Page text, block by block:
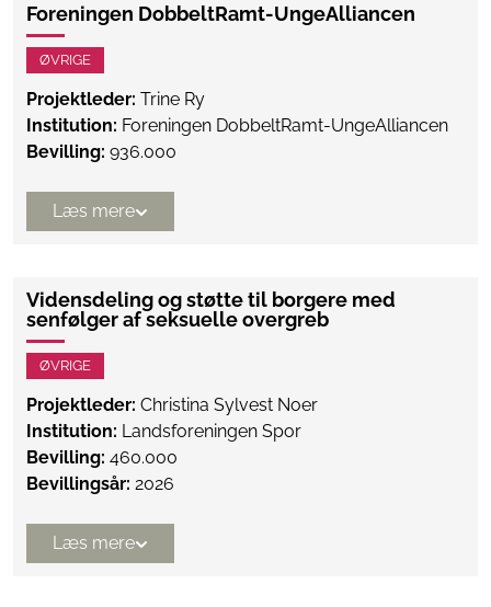
Foreningen DobbeltRamt-UngeAlliancen
ØVRIGE
Projektleder: Trine Ry
Institution: Foreningen DobbeltRamt-UngeAlliancen
Bevilling: 936.000
Læs mere
Vidensdeling og støtte til borgere med
senfølger af seksuelle overgreb
ØVRIGE
Projektleder: Christina Sylvest Noer
Institution: Landsforeningen Spor
Bevilling: 460.000
Bevillingsår: 2026
Læs mere